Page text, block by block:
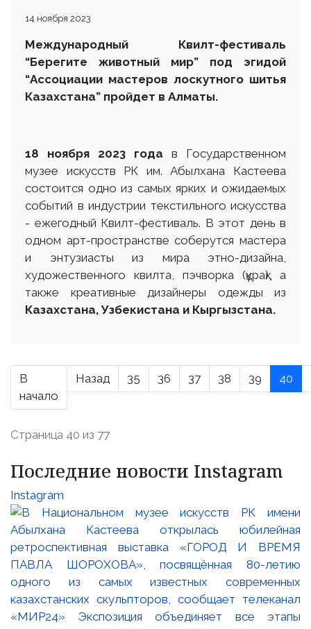
14 ноября 2023
Международный Квилт-фестиваль
“Берегите животный мир” под эгидой
“Ассоциации мастеров лоскутного шитья
Казахстана” пройдет в Алматы.
18 ноября 2023 года в Государственном
музее искусств РК им. Абылхана Кастеева
состоится одно из самых ярких и ожидаемых
событий в индустрии текстильного искусства
- ежегодный Квилт-фестиваль. В этот день в
одном арт-пространстве соберутся мастера
и энтузиасты из мира этно-дизайна,
художественного квилта, пэчворка (құрақ), а
также креативные дизайнеры одежды из
Казахстана, Узбекистана и Кыргызстана.
В
начало
Назад 35 36 37 38 39 40
Страница 40 из 77
Последние новости Instagram
Instagram